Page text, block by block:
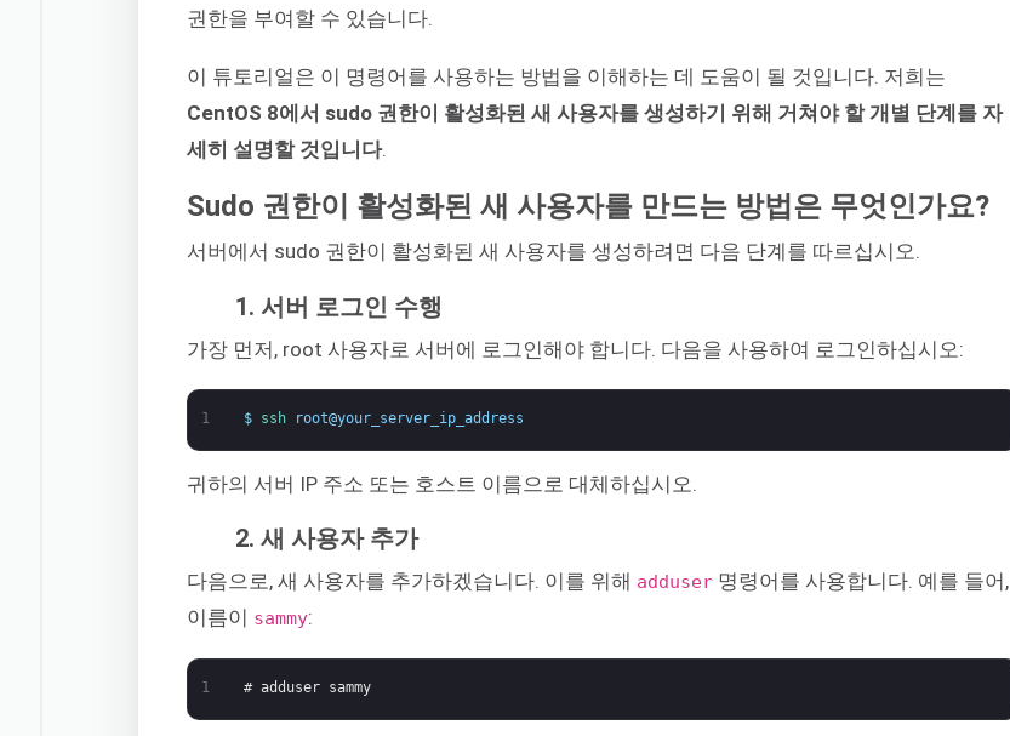
권한을 부여할 수 있습니다.
이 튜토리얼은 이 명령어를 사용하는 방법을 이해하는 데 도움이 될 것입니다. 저희는
CentOS 8에서 sudo 권한이 활성화된 새 사용자를 생성하기 위해 거쳐야 할 개별 단계를 자
세히 설명할 것입니다.
Sudo 권한이 활성화된 새 사용자를 만드는 방법은 무엇인가요?
서버에서 sudo 권한이 활성화된 새 사용자를 생성하려면 다음 단계를 따르십시오.
1. 서버 로그인 수행
가장 먼저, root 사용자로 서버에 로그인해야 합니다. 다음을 사용하여 로그인하십시오:
1 $ ssh root@your_server_ip_address
귀하의 서버 IP 주소 또는 호스트 이름으로 대체하십시오.
2. 새 사용자 추가
다음으로, 새 사용자를 추가하겠습니다. 이를 위해 adduser 명령어를 사용합니다. 예를 들어,
이름이 sammy:
1 # adduser sammy